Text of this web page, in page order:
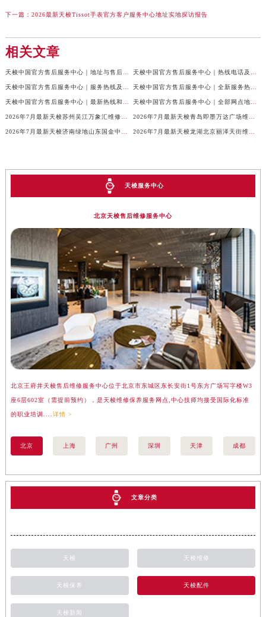
下一篇： 2026最新天梭Tissot手表官方客户服务中心地址实地探访报告
相关文章
天梭服务中心
北京天梭售后维修服务中心
北京王府井天梭售后维修服务中心位于北京市东城区东长安街1号东方广场写字楼W3
座6层602室（需提前预约），是天梭维修保养服务网点,中心技师均接受国际化标准
的职业培训....详情 >
北京 上海 广州 深圳 天津 成都
文章分类
天梭 天梭维修
天梭保养 天梭配件
天梭新闻